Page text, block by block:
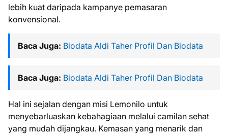
lebih kuat daripada kampanye pemasaran
konvensional.
Baca Juga: Biodata Aldi Taher Profil Dan Biodata
Baca Juga: Biodata Aldi Taher Profil Dan Biodata
Hal ini sejalan dengan misi Lemonilo untuk
menyebarluaskan kebahagiaan melalui camilan sehat
yang mudah dijangkau. Kemasan yang menarik dan